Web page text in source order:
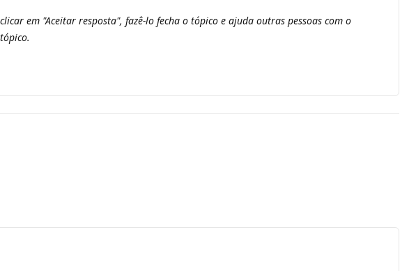
em "Aceitar resposta", fazê-lo fecha o tópico e ajuda outras pessoas com o